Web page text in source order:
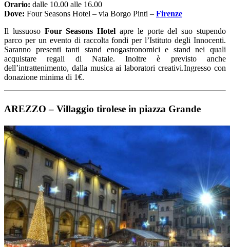
Orario: dalle 10.00 alle 16.00
Dove: Four Seasons Hotel – via Borgo Pinti – Firenze
Il lussuosoFour Seasons Hotel apre le porte del suo stupendo
parco per un evento di raccolta fondi per l’Istituto degli Innocenti.
Saranno presenti tanti stand enogastronomici e stand nei quali
acquistare regali di Natale. Inoltre è previsto anche
dell’intrattenimento, dalla musica ai laboratori creativi.Ingresso con
donazione minima di 1€.
AREZZO – Villaggio tirolese in piazza Grande